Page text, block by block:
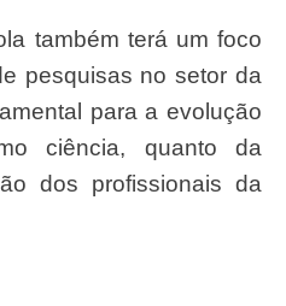
pesquisas no setor da
para a evolução
ciência, quanto da
dos profissionais da